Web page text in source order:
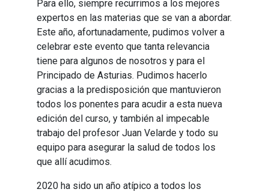
Para ello, siem­pre recurrimos a los mejores
expertos en las materias que se van a abordar.
Este año, afortunadamente, pudimos volver a
celebrar este evento que tanta relevancia
tiene para algunos de nosotros y para el
Principado de Asturias. Pudimos hacerlo
gracias a la predis­posición que mantuvieron
todos los ponentes para acudir a esta nueva
edición del curso, y también al impecable
trabajo del profe­sor Juan Velarde y todo su
equipo para asegurar la salud de todos los
que allí acudimos.
2020 ha sido un año atípico a todos los